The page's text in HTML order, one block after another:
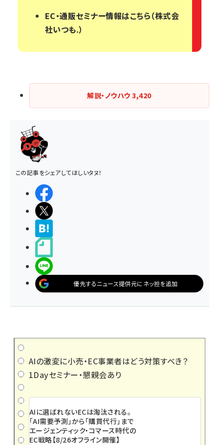
EC・通販セミナー情報はこちら（株式会
社いつも.）
解説・ノウハウ3,420
この記事をシェアしてほしいタヌ！
優先するニュース提供元にネッ担を追加
AIの激変に小売・EC事業者はどう対策すべき？
1Dayセミナー・懇親会あり
AIに選ばれないECは淘汰される。
「AI需要予測」から「購買代行」まで
エージェンティック・コマース時代の
EC戦略【8/26オフライン開催】